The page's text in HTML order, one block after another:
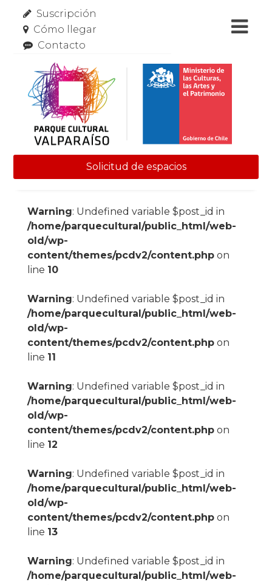
Suscripción
Cómo llegar
Contacto
Solicitud de espacios
Warning: Undefined variable $post_id in
/home/parquecultural/public_html/web-
old/wp-
content/themes/pcdv2/content.phpon
line 10
Warning: Undefined variable $post_id in
/home/parquecultural/public_html/web-
old/wp-
content/themes/pcdv2/content.phpon
line 11
Warning: Undefined variable $post_id in
/home/parquecultural/public_html/web-
old/wp-
content/themes/pcdv2/content.phpon
line 12
Warning: Undefined variable $post_id in
/home/parquecultural/public_html/web-
old/wp-
content/themes/pcdv2/content.phpon
line 13
Warning: Undefined variable $post_id in
/home/parquecultural/public_html/web-